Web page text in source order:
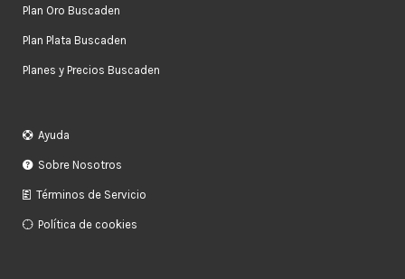
Plan Oro Buscaden
Plan Plata Buscaden
Planes y Precios Buscaden
Ayuda
Sobre Nosotros
Términos de Servicio
Política de cookies